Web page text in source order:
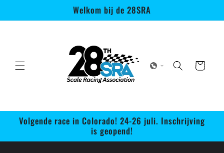
content
Welkom bij de 28SRA
Winkelwagen
Volgende race in Colorado! 24-26 juli. Inschrijving
is geopend!